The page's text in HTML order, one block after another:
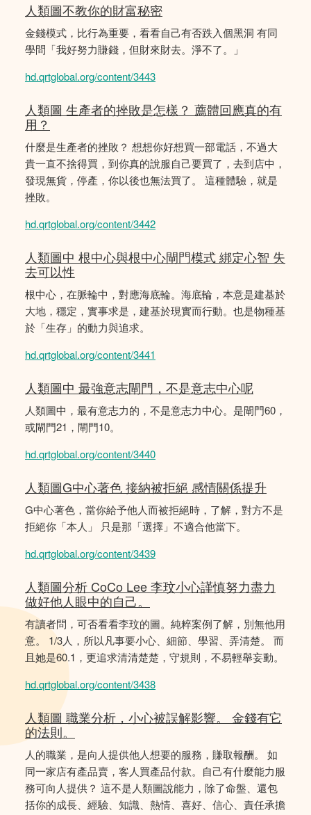
人類圖不教你的財富秘密
金錢模式，比行為重要，看看自己有否跌入個黑洞 有同
學問「我好努力賺錢，但財來財去。淨不了。」
hd.qrtglobal.org/content/3443
人類圖 生產者的挫敗是怎樣？ 薦體回應真的有
用？
什麼是生產者的挫敗？ 想想你好想買一部電話，不過大
貴一直不捨得買，到你真的說服自己要買了，去到店中，
發現無貨，停產，你以後也無法買了。 這種體驗，就是
挫敗。
hd.qrtglobal.org/content/3442
人類圖中 根中心與根中心閘門模式 綁定心智 失
去可以性
根中心，在脈輪中，對應海底輪。海底輪，本意是建基於
大地，穩定，實事求是，建基於現實而行動。也是物種基
於「生存」的動力與追求。
hd.qrtglobal.org/content/3441
人類圖中 最強意志閘門，不是意志中心呢
人類圖中，最有意志力的，不是意志力中心。是閘門60，
或閘門21，閘門10。
hd.qrtglobal.org/content/3440
人類圖G中心著色 接納被拒絕 感情關係提升
G中心著色，當你給予他人而被拒絕時，了解，對方不是
拒絕你「本人」 只是那「選擇」不適合他當下。
hd.qrtglobal.org/content/3439
人類圖分析 CoCo Lee 李玟小心謹慎努力盡力
做好他人眼中的自己。
有讀者問，可否看看李玟的圖。純粹案例了解，別無他用
意。 1/3人，所以凡事要小心、細節、學習、弄清楚。 而
且她是60.1，更追求清清楚楚，守規則，不易輕舉妄動。
hd.qrtglobal.org/content/3438
人類圖 職業分析，小心被誤解影響。 金錢有它
的法則。
人的職業，是向人提供他人想要的服務，賺取報酬。 如
同一家店有產品賣，客人買產品付款。自己有什麼能力服
務可向人提供？ 這不是人類圖說能力，除了命盤、還包
括你的成長、經驗、知識、熱情、喜好、信心、責任承擔